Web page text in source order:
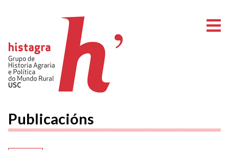
Publicacións